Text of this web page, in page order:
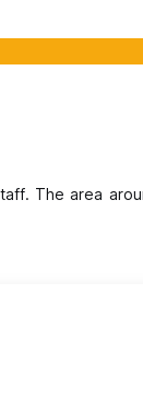
The area